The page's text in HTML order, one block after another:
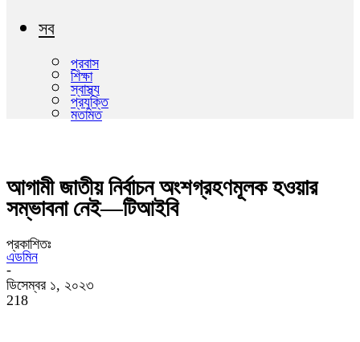
সব
প্রবাস
শিক্ষা
স্বাস্থ্য
প্রযুক্তি
মতামত
আগামী জাতীয় নির্বাচন অংশগ্রহণমূলক হওয়ার
সম্ভাবনা নেই—টিআইবি
প্রকাশিতঃ
এডমিন
-
ডিসেম্বর ১, ২০২৩
218